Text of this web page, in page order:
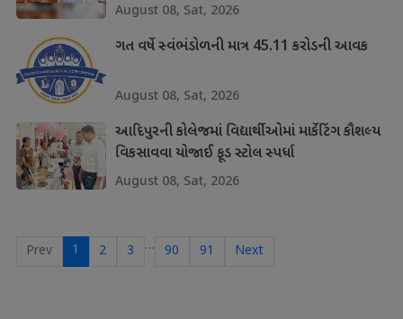
August 08, Sat, 2026
ગત વર્ષે સ્વંભંડોળની માત્ર 45.11 કરોડની આવક
August 08, Sat, 2026
આદિપુરની કોલેજમાં વિદ્યાર્થીઓમાં માર્કેટિંગ કૌશલ્ય
વિકસાવવા યોજાઈ ફૂડ સ્ટોલ સ્પર્ધા
August 08, Sat, 2026
Prev 1 2 3 … 90 91 Next